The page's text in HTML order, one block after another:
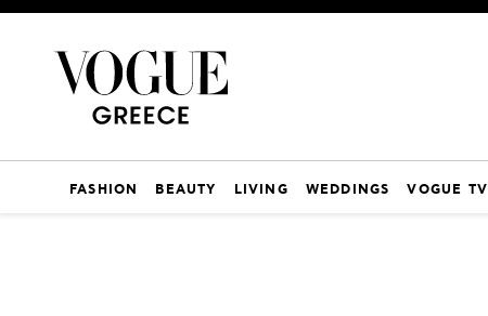
FASHION BEAUTY LIVING WEDDINGS VOGUE TV